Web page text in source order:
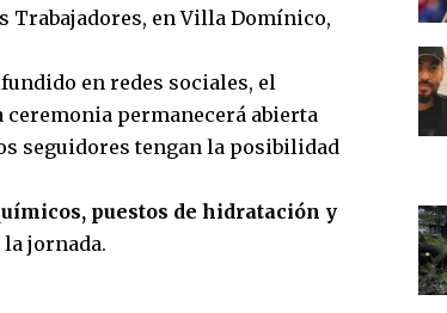
Trabajadores, en Villa Domínico,
en redes sociales, el
ceremonia permanecerá abierta
seguidores tengan la posibilidad
puestos de hidratación y
jornada.